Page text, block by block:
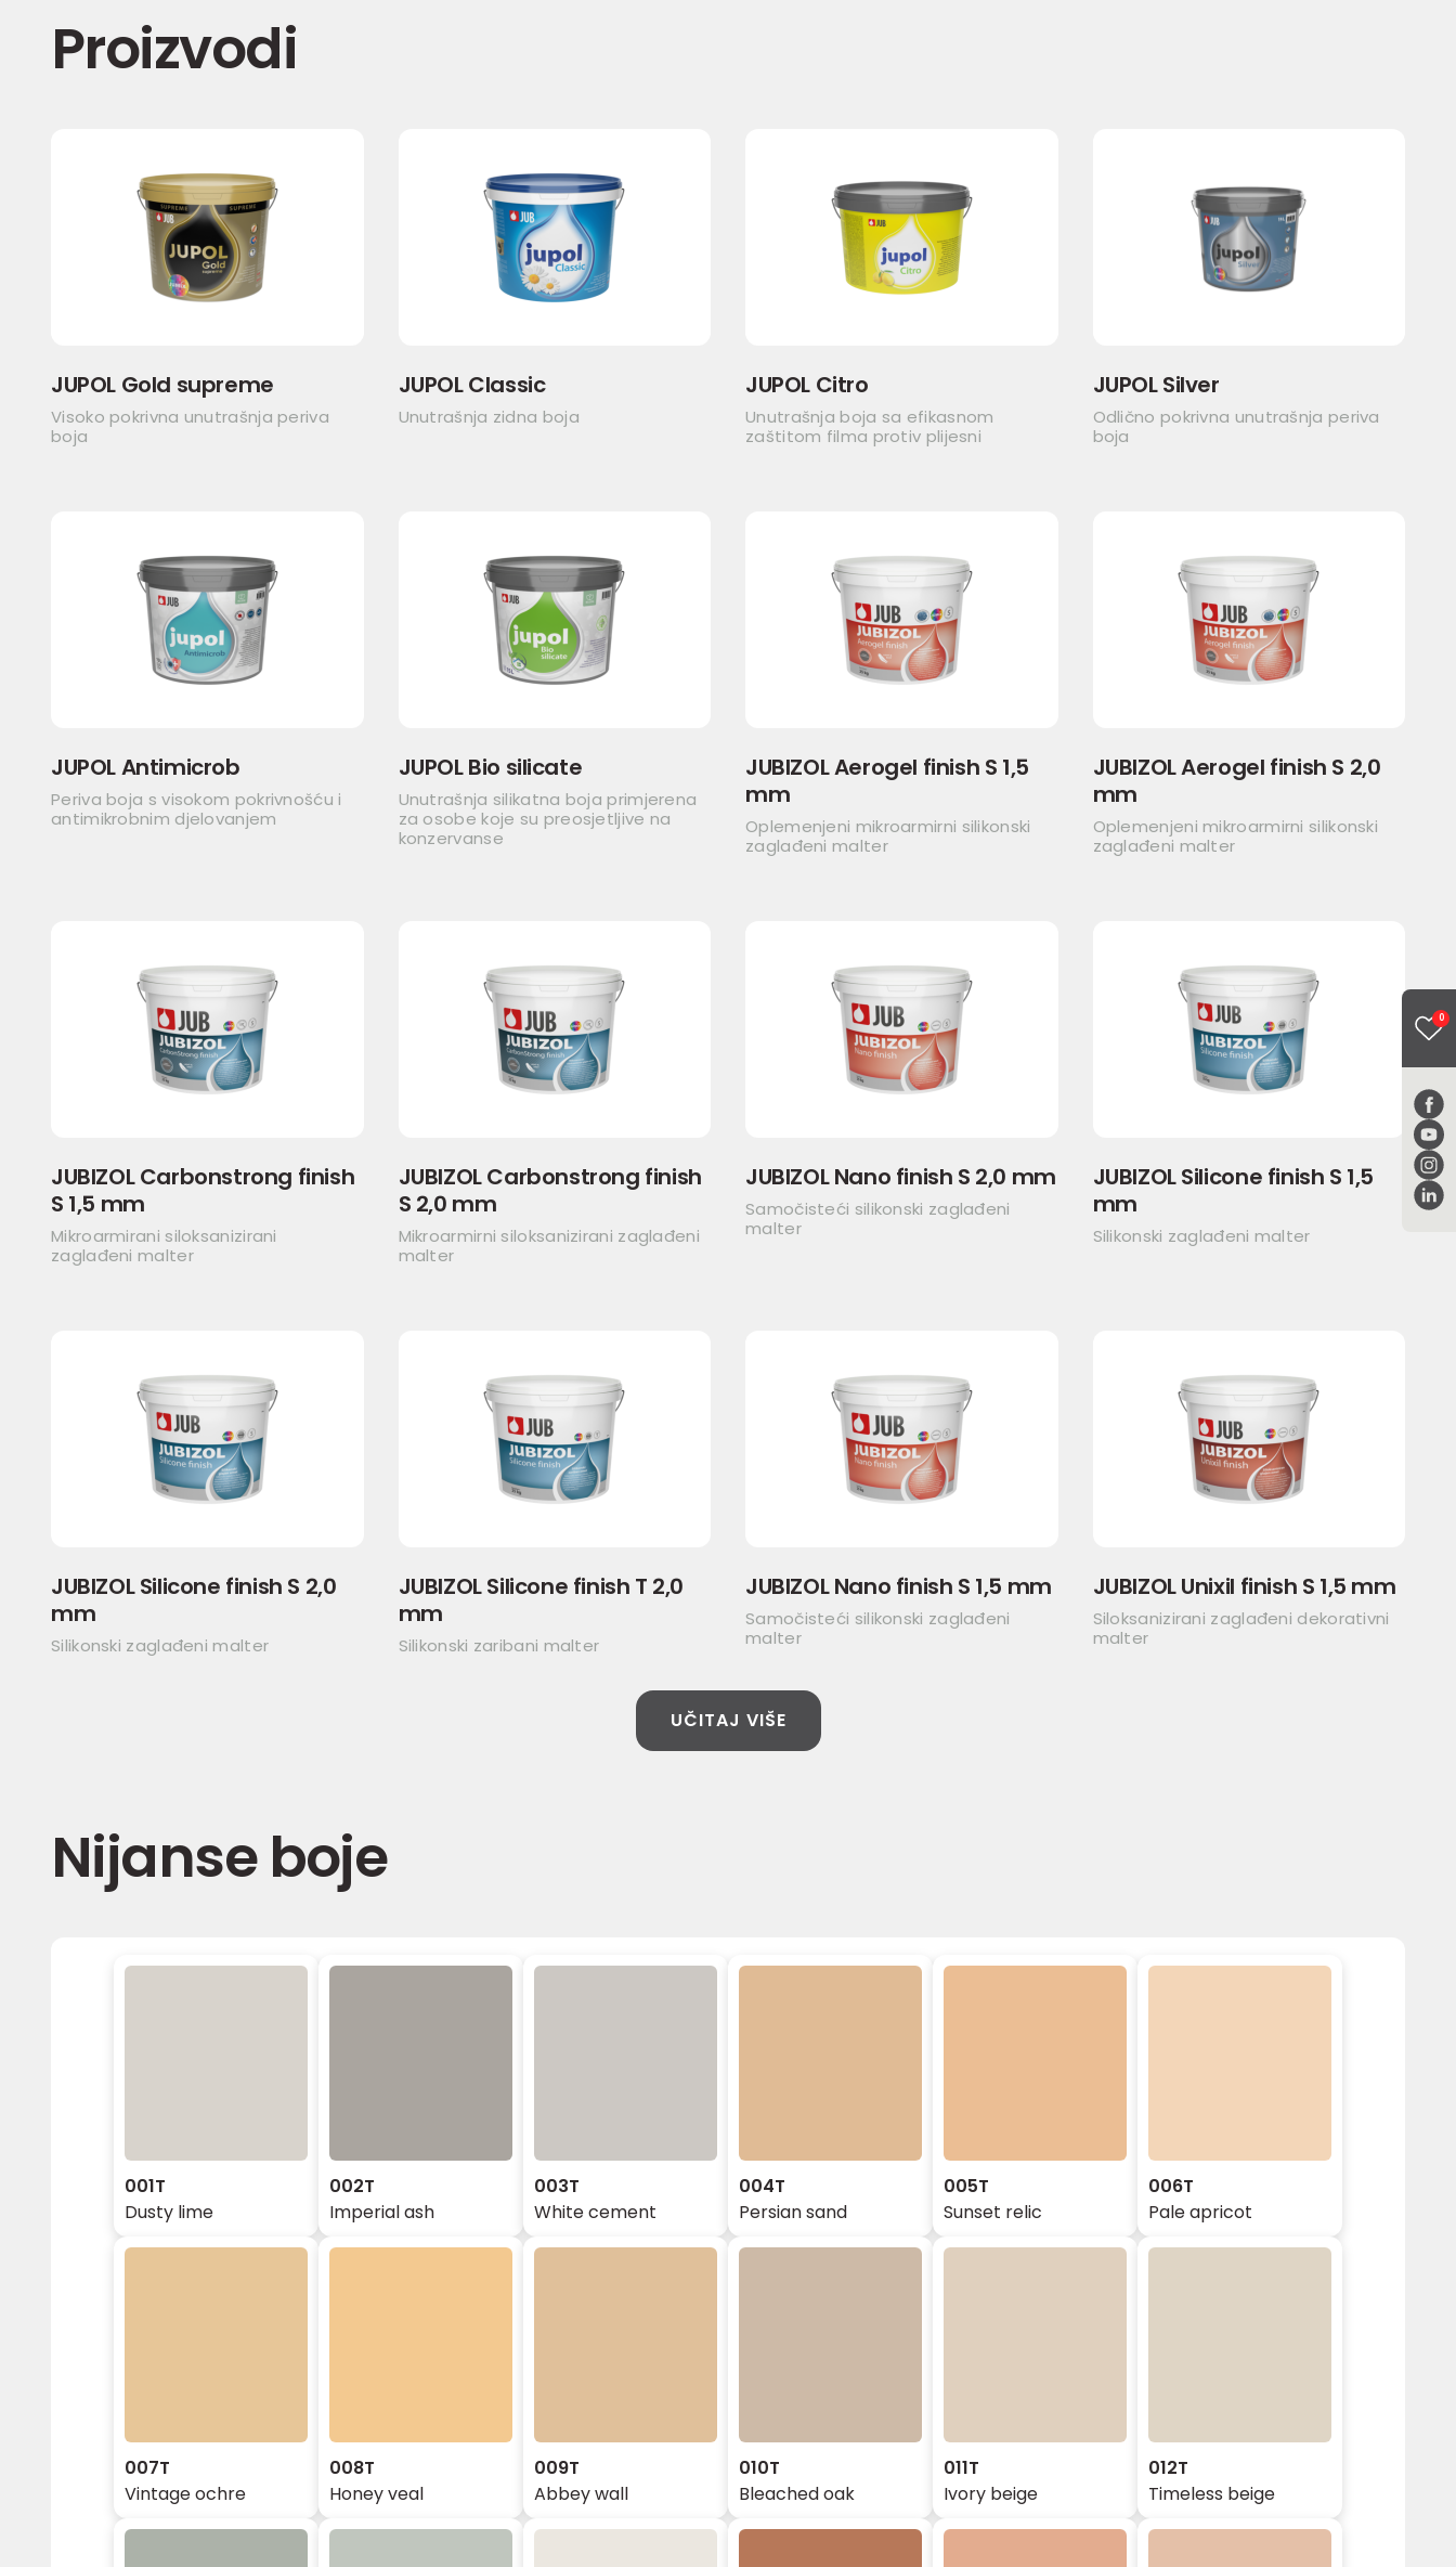
0
Proizvodi
JUPOL Gold supreme
Visoko pokrivna unutrašnja periva
boja
JUPOL Classic
Unutrašnja zidna boja
JUPOL Citro
Unutrašnja boja sa efikasnom
zaštitom filma protiv plijesni
JUPOL Silver
Odlično pokrivna unutrašnja periva
boja
JUPOL Antimicrob
Periva boja s visokom pokrivnošću i
antimikrobnim djelovanjem
JUPOL Bio silicate
Unutrašnja silikatna boja primjerena
za osobe koje su preosjetljive na
konzervanse
JUBIZOL Aerogel finish S 1,5
mm
Oplemenjeni mikroarmirni silikonski
zaglađeni malter
JUBIZOL Aerogel finish S 2,0
mm
Oplemenjeni mikroarmirni silikonski
zaglađeni malter
JUBIZOL Carbonstrong finish
S 1,5 mm
Mikroarmirani siloksanizirani
zaglađeni malter
JUBIZOL Carbonstrong finish
S 2,0 mm
Mikroarmirni siloksanizirani zaglađeni
malter
JUBIZOL Nano finish S 2,0 mm
Samočisteći silikonski zaglađeni
malter
JUBIZOL Silicone finish S 1,5
mm
Silikonski zaglađeni malter
JUBIZOL Silicone finish S 2,0
mm
Silikonski zaglađeni malter
JUBIZOL Silicone finish T 2,0
mm
Silikonski zaribani malter
JUBIZOL Nano finish S 1,5 mm
Samočisteći silikonski zaglađeni
malter
JUBIZOL Unixil finish S 1,5 mm
Siloksanizirani zaglađeni dekorativni
malter
UČITAJ VIŠE
Nijanse boje
001T
Dusty lime
002T
Imperial ash
003T
White cement
004T
Persian sand
005T
Sunset relic
006T
Pale apricot
007T
Vintage ochre
008T
Honey veal
009T
Abbey wall
010T
Bleached oak
011T
Ivory beige
012T
Timeless beige